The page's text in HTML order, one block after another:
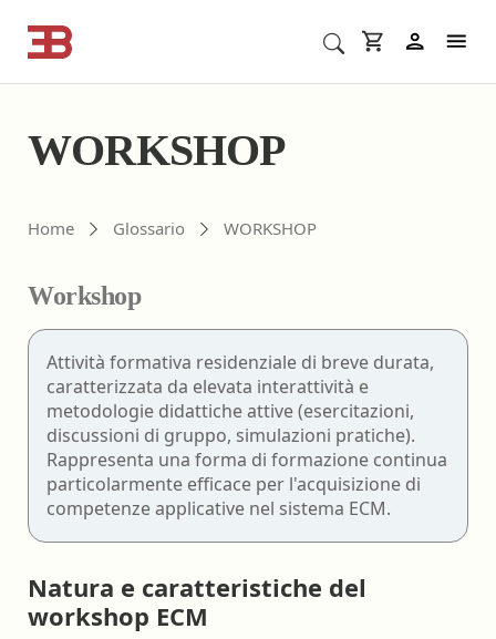
Cerca corsi ECM o altro
WORKSHOP
Home Glossario WORKSHOP
Workshop
Attività formativa residenziale di breve durata,
caratterizzata da elevata interattività e
metodologie didattiche attive (esercitazioni,
discussioni di gruppo, simulazioni pratiche).
Rappresenta una forma di formazione continua
particolarmente efficace per l'acquisizione di
competenze applicative nel sistema ECM.
Natura e caratteristiche del
workshop ECM